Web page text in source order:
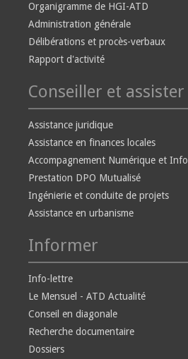
Organigramme de HGI-ATD
Administration générale
Délibérations et procès-verbaux
Rapport d'activité
Conseiller et assister
Assistance juridique
Assistance en finances locales
Accompagnement Numérique et
Prestation DPO Mutualisé
Ingénierie et conduite de projets
Assistance en urbanisme
Informer
Info-lettre
Le Mensuel - ATD Actualité
Conseil en diagonale
Recherche documentaire
Dossiers